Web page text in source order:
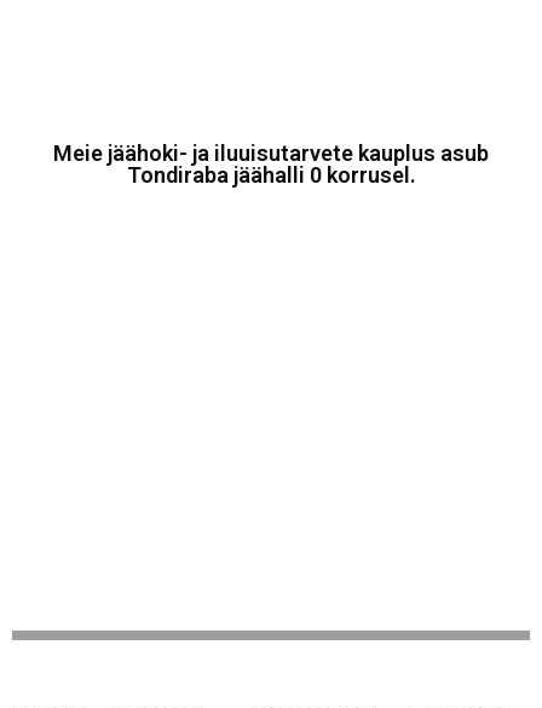
Meie jäähoki- ja iluuisutarvete kauplus asub
Tondiraba jäähalli 0 korrusel.